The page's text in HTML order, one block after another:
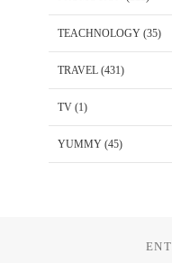
TEACHNOLOGY (35)
TRAVEL (431)
TV (1)
YUMMY (45)